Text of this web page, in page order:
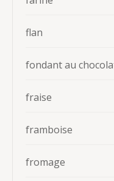
flan
fondant au
fraise
framboise
fromage